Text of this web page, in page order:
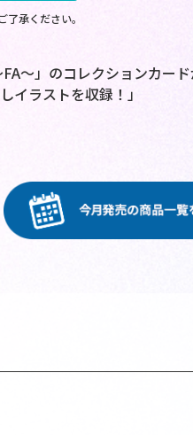
承ください。
～」のコレクションカード
イラストを収録！」